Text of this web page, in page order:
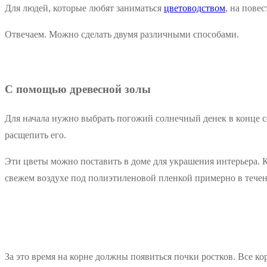
Для людей, которые любят заниматься цветоводством, на
Отвечаем. Можно сделать двумя различными способами.
С помощью древесной золы
Для начала нужно выбрать погожий солнечный денек в конце
расщепить его.
Эти цветы можно поставить в доме для украшения интерьера.
свежем воздухе под полиэтиленовой пленкой примерно в
За это время на корне должны появиться почки ростков. Все